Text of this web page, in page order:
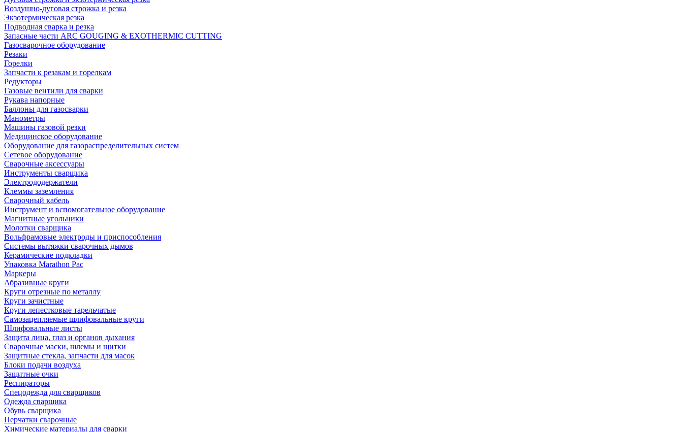
Воздушно-дуговая строжка и резка
Экзотермическая резка
Подводная сварка и резка
Запасные части ARC GOUGING & EXOTHERMIC CUTTING
Газосварочное оборудование
Резаки
Горелки
Запчасти к резакам и горелкам
Редукторы
Газовые вентили для сварки
Рукава напорные
Баллоны для газосварки
Манометры
Машины газовой резки
Медицинское оборудование
Оборудование для газораспределительных систем
Сетевое оборудование
Сварочные аксессуары
Инструменты сварщика
Электрододержатели
Клеммы заземления
Сварочный кабель
Инструмент и вспомогательное оборудование
Магнитные угольники
Молотки сварщика
Вольфрамовые электроды и приспособления
Системы вытяжки сварочных дымов
Керамические подкладки
Упаковка Marathon Pac
Маркеры
Абразивные круги
Круги отрезные по металлу
Круги зачистные
Круги лепестковые тарельчатые
Самозацепляемые шлифовальные круги
Шлифовальные листы
Защита лица, глаз и органов дыхания
Сварочные маски, шлемы и щитки
Защитные стекла, запчасти для масок
Блоки подачи воздуха
Защитные очки
Респираторы
Спецодежда для сварщиков
Одежда сварщика
Обувь сварщика
Перчатки сварочные
Химические материалы для сварки